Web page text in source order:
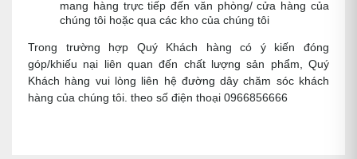
mang hàng trực tiếp đến văn phòng/ cửa hàng của
chúng tôi hoặc qua các kho của chúng tôi
Trong trường hợp Quý Khách hàng có ý kiến đóng
góp/khiếu nại liên quan đến chất lượng sản phẩm, Quý
Khách hàng vui lòng liên hệ đường dây chăm sóc khách
hàng của chúng tôi. theo số điện thoại 0966856666